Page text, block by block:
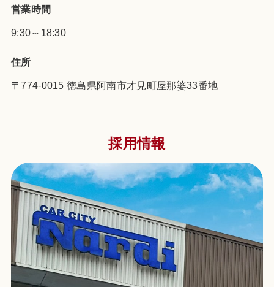
営業時間
9:30～18:30
住所
〒774-0015 徳島県阿南市才見町屋那婆33番地
採用情報